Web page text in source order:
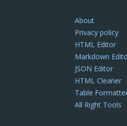
About
Privacy policy
HTML Editor
Markdown
JSON Editor
HTML Cleaner
Table
All Right Tools